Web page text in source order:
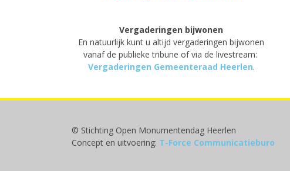
Vergaderingen bijwonen
En natuurlijk kunt u altijd vergaderingen bijwonen
vanaf de publieke tribune of via de livestream:
Vergaderingen Gemeenteraad Heerlen.
© Stichting Open Monumentendag Heerlen
Concept en uitvoering: T-Force Communicatieburo